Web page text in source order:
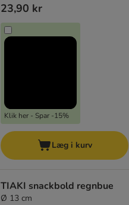
23,90 kr
Klik her - Spar -15%
Læg i kurv
TIAKI snackbold regnbue
Ø 13 cm